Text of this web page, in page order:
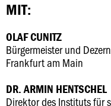
MIT:
OLAF CUNITZ
Bürgermeister und
Frankfurt am Main
DR. ARMIN HENTSCHEL
Direktor des Instituts für